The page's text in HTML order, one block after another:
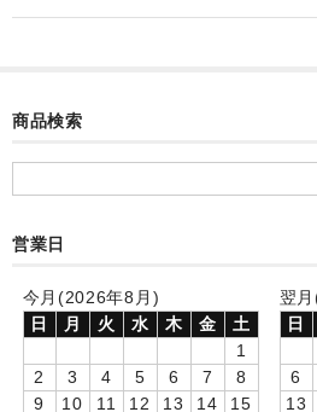
メロディ時計(個別)
知育時計
制服メモリー
自作オリジナル時計
商品検索
営業日
今月(2026年8月)
日
月 火 水 木 金
土
1
2
3 4 5 6 7
8
9
10 11 12 13 14 15
翌
日
6
13